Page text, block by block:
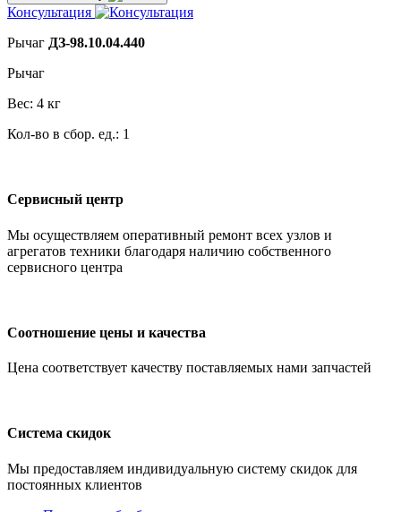
Консультация
Рычаг ДЗ-98.10.04.440
Рычаг
Вес: 4 кг
Кол-во в сбор. ед.: 1
Сервисный центр
Мы осуществляем оперативный ремонт всех узлов и
агрегатов техники благодаря наличию собственного
сервисного центра
Соотношение цены и качества
Цена соответствует качеству поставляемых нами запчастей
Система скидок
Мы предоставляем индивидуальную систему скидок для
постоянных клиентов